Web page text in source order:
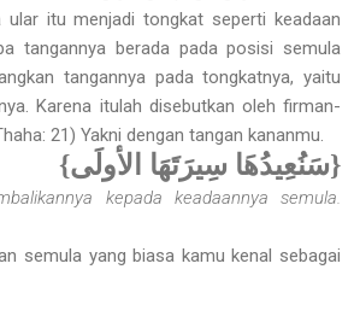
ular itu menjadi tongkat seperti keadaan
tangannya berada pada posisi semula
tangannya pada tongkatnya, yaitu
Karena itulah disebutkan oleh firman-
21) Yakni dengan tangan kananmu.
{سَنُعِيدُهَا سِيرَتَهَا الأولَى}
kepada keadaannya semula.
semula yang biasa kamu kenal sebagai